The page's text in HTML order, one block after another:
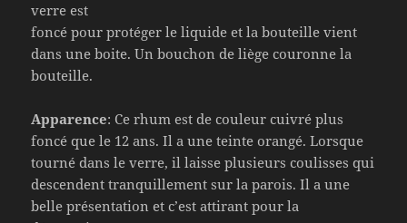
verre est
foncé pour protéger le liquide et la bouteille vient
dans une boite. Un bouchon de liège couronne la
bouteille.
Apparence: Ce rhum est de couleur cuivré plus
foncé que le 12 ans. Il a une teinte orangé. Lorsque
tourné dans le verre, il laisse plusieurs coulisses qui
descendent tranquillement sur la parois. Il a une
belle présentation et c’est attirant pour la